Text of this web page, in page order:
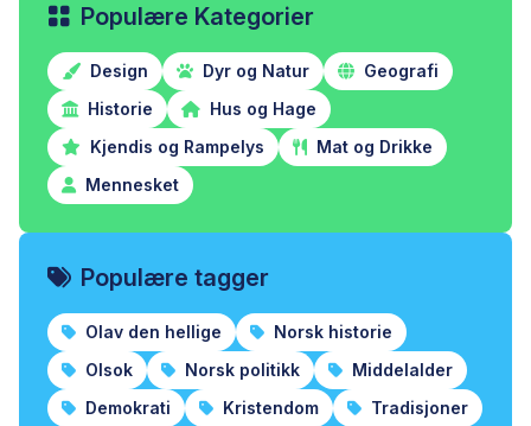
Populære Kategorier
Design Dyr og Natur
Geografi
Historie
Hus og Hage
Kjendis og Rampelys
Mat og Drikke
Mennesket
Populære tagger
Olav den hellige
Norsk historie
Olsok
Norsk politikk
Middelalder
Demokrati
Kristendom
Tradisjoner